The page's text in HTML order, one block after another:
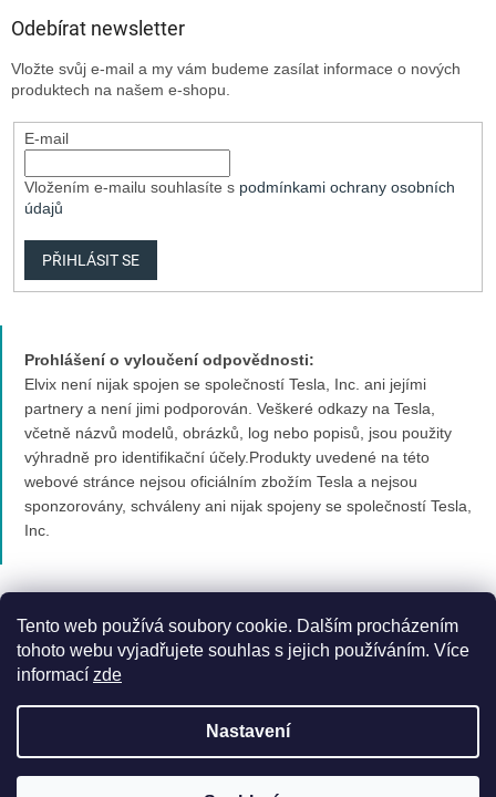
Tento web používá soubory cookie. Dalším procházením
tohoto webu vyjadřujete souhlas s jejich používáním. Více
informací zde
Nastavení
Odebírat newsletter
Vložte svůj e-mail a my vám budeme zasílat informace o nových
produktech na našem e-shopu.
E-mail
Vložením e-mailu souhlasíte s podmínkami ochrany osobních
údajů
PŘIHLÁSIT SE
Prohlášení o vyloučení odpovědnosti:
Elvix není nijak spojen se společností Tesla, Inc. ani jejími
partnery a není jimi podporován. Veškeré odkazy na Tesla,
včetně názvů modelů, obrázků, log nebo popisů, jsou použity
výhradně pro identifikační účely.Produkty uvedené na této
webové stránce nejsou oficiálním zbožím Tesla a nejsou
sponzorovány, schváleny ani nijak spojeny se společností Tesla,
Inc.